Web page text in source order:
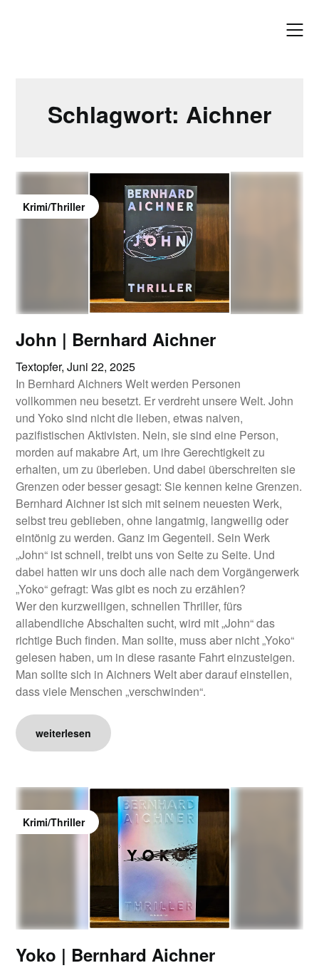
Schlagwort: Aichner
Krimi/Thriller
John | Bernhard Aichner
Textopfer,Juni 22, 2025
In Bernhard Aichners Welt werden Personen
vollkommen neu besetzt. Er verdreht unsere Welt. John
und Yoko sind nicht die lieben, etwas naiven,
pazifistischen Aktivisten. Nein, sie sind eine Person,
morden auf makabre Art, um ihre Gerechtigkeit zu
erhalten, um zu überleben. Und dabei überschreiten sie
Grenzen oder besser gesagt: Sie kennen keine Grenzen.
Bernhard Aichner ist sich mit seinem neuesten Werk,
selbst treu geblieben, ohne langatmig, langweilig oder
eintönig zu werden. Ganz im Gegenteil. Sein Werk
„John“ ist schnell, treibt uns von Seite zu Seite. Und
dabei hatten wir uns doch alle nach dem Vorgängerwerk
„Yoko“ gefragt: Was gibt es noch zu erzählen?
Wer den kurzweiligen, schnellen Thriller, fürs
allabendliche Abschalten sucht, wird mit „John“ das
richtige Buch finden. Man sollte, muss aber nicht „Yoko“
gelesen haben, um in diese rasante Fahrt einzusteigen.
Man sollte sich in Aichners Welt aber darauf einstellen,
dass viele Menschen „verschwinden“.
weiterlesen
Krimi/Thriller
Yoko | Bernhard Aichner